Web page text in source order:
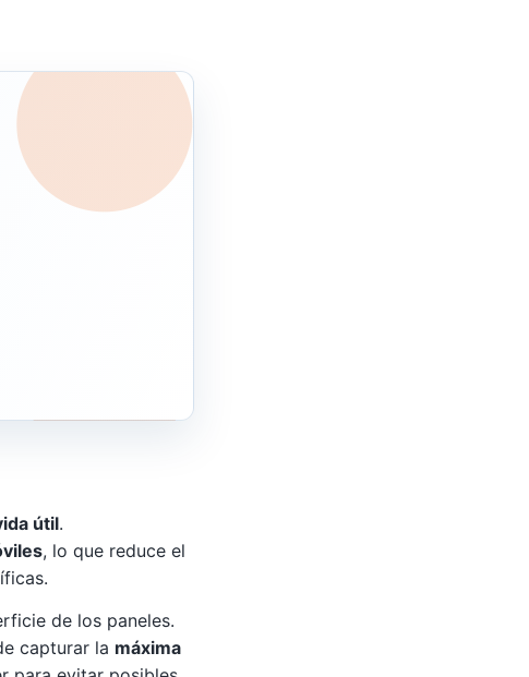
útil.
, lo que reduce el
de los paneles.
capturar la máxima